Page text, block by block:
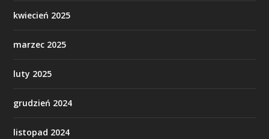
kwiecień 2025
marzec 2025
luty 2025
grudzień 2024
listopad 2024